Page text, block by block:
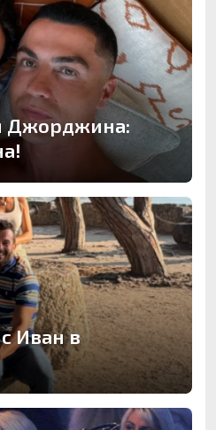
Джорджина:
Иван в